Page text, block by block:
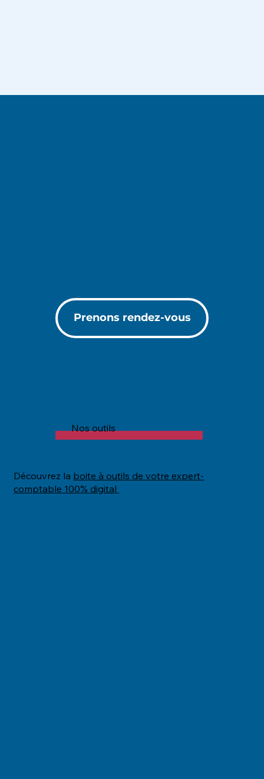
Nos outils
Découvrez la boite à outils de votre expert-
comptable 100% digital
Prenons rendez-vous